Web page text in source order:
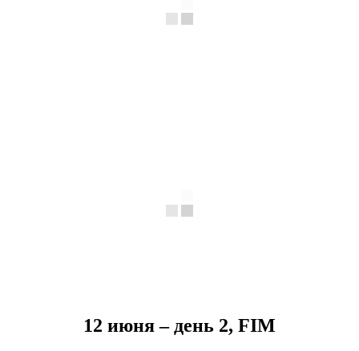
12 июня – день 2, FIM